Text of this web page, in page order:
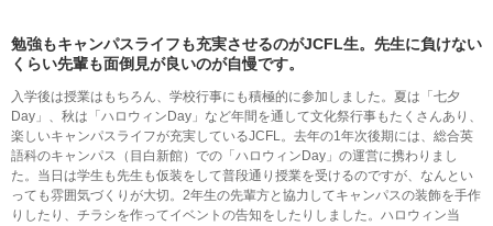
勉強もキャンパスライフも充実させるのがJCFL生。 先生に負けない
くらい先輩も面倒見が良いのが自慢です。
入学後は授業はもちろん、学校行事にも積極的に参加しました。夏は「七夕
Day」、秋は「ハロウィンDay」など年間を通して文化祭行事もたくさんあり、
楽しいキャンパスライフが充実しているJCFL。去年の1年次後期には、総合英
語科のキャンパス（目白新館）での「ハロウィンDay」の運営に携わりまし
た。当日は学生も先生も仮装をして普段通り授業を受けるのですが、なんとい
っても雰囲気づくりが大切。2年生の先輩方と協力してキャンパスの装飾を手作
りしたり、チラシを作ってイベントの告知をしたりしました。ハロウィン当